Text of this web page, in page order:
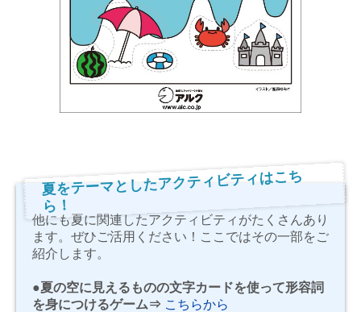
夏をテーマとしたアクティビティはこち
ら！
他にも夏に関連したアクティビティがたくさんあり
ます。ぜひご活用ください！ここではその一部をご
紹介します。
●夏の空に見えるものの文字カードを使って形容詞
を身につけるゲーム⇒ こちらから